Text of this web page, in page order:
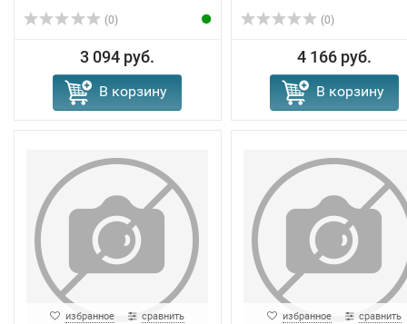
(0)
3 094 руб.
В корзину
(0)
4 166 руб.
В корзину
избранное сравнить избранное сравнить